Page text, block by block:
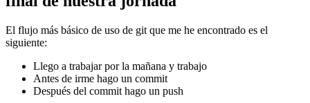
El flujo más básico de uso de git que me he encontrado es el
siguiente:
Llego a trabajar por la mañana y trabajo
Antes de irme hago un commit
Después del commit hago un push